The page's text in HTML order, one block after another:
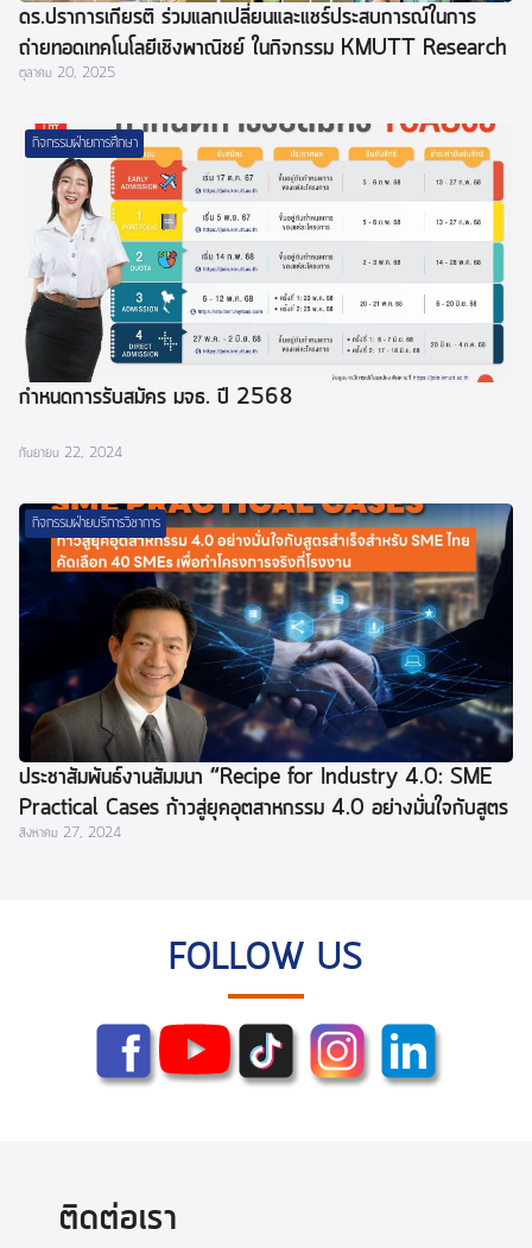
ดร.ปราการเกียรติ ร่วมแลกเปลี่ยนและแชร์ประสบการณ์ในการ
ถ่ายทอดเทคโนโลยีเชิงพาณิชย์ ในกิจกรรม KMUTT Research
Community ประจำปี 2568 ครั้งที่ 6
ตุลาคม 20, 2025
กิจกรรมฝ่ายการศึกษา
กำหนดการรับสมัคร มจธ. ปี 2568
กันยายน 22, 2024
กิจกรรมฝ่ายบริการวิชาการ
ประชาสัมพันธ์งานสัมมนา “Recipe for Industry 4.0: SME
Practical Cases ก้าวสู่ยุคอุตสาหกรรม 4.0 อย่างมั่นใจกับสูตร
สำเร็จสำหรับ SME ไทย คัดเลือก 40 SMEs เพื่อทำโครงการ
สิงหาคม 27, 2024
FOLLOW US
ติดต่อเรา